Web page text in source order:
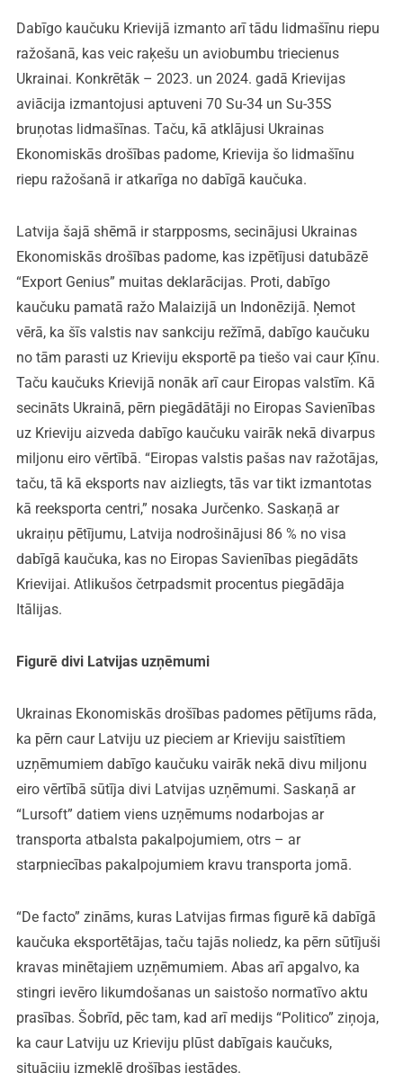
Dabīgo kaučuku Krievijā izmanto arī tādu lidmašīnu riepu
ražošanā, kas veic raķešu un aviobumbu triecienus
Ukrainai. Konkrētāk – 2023. un 2024. gadā Krievijas
aviācija izmantojusi aptuveni 70 Su-34 un Su-35S
bruņotas lidmašīnas. Taču, kā atklājusi Ukrainas
Ekonomiskās drošības padome, Krievija šo lidmašīnu
riepu ražošanā ir atkarīga no dabīgā kaučuka.
Latvija šajā shēmā ir starpposms, secinājusi Ukrainas
Ekonomiskās drošības padome, kas izpētījusi datubāzē
“Export Genius” muitas deklarācijas. Proti, dabīgo
kaučuku pamatā ražo Malaizijā un Indonēzijā. Ņemot
vērā, ka šīs valstis nav sankciju režīmā, dabīgo kaučuku
no tām parasti uz Krieviju eksportē pa tiešo vai caur Ķīnu.
Taču kaučuks Krievijā nonāk arī caur Eiropas valstīm. Kā
secināts Ukrainā, pērn piegādātāji no Eiropas Savienības
uz Krieviju aizveda dabīgo kaučuku vairāk nekā divarpus
miljonu eiro vērtībā. “Eiropas valstis pašas nav ražotājas,
taču, tā kā eksports nav aizliegts, tās var tikt izmantotas
kā reeksporta centri,” nosaka Jurčenko. Saskaņā ar
ukraiņu pētījumu, Latvija nodrošinājusi 86 % no visa
dabīgā kaučuka, kas no Eiropas Savienības piegādāts
Krievijai. Atlikušos četrpadsmit procentus piegādāja
Itālijas.
Figurē divi Latvijas uzņēmumi
Ukrainas Ekonomiskās drošības padomes pētījums rāda,
ka pērn caur Latviju uz pieciem ar Krieviju saistītiem
uzņēmumiem dabīgo kaučuku vairāk nekā divu miljonu
eiro vērtībā sūtīja divi Latvijas uzņēmumi. Saskaņā ar
“Lursoft” datiem viens uzņēmums nodarbojas ar
transporta atbalsta pakalpojumiem, otrs – ar
starpniecības pakalpojumiem kravu transporta jomā.
“De facto” zināms, kuras Latvijas firmas figurē kā dabīgā
kaučuka eksportētājas, taču tajās noliedz, ka pērn sūtījuši
kravas minētajiem uzņēmumiem. Abas arī apgalvo, ka
stingri ievēro likumdošanas un saistošo normatīvo aktu
prasības. Šobrīd, pēc tam, kad arī medijs “Politico” ziņoja,
ka caur Latviju uz Krieviju plūst dabīgais kaučuks,
situāciju izmeklē drošības iestādes.